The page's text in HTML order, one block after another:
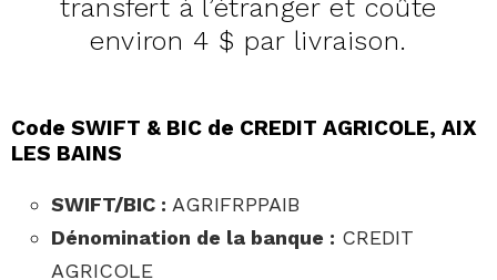
transfert à l’étranger et coûte
environ 4 $ par livraison.
Code SWIFT & BIC de CREDIT AGRICOLE, AIX
LES BAINS
SWIFT/BIC : AGRIFRPPAIB
Dénomination de la banque : CREDIT
AGRICOLE